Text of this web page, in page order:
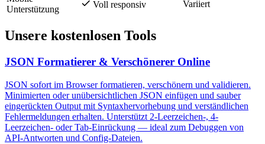
Unterstützung
Voll responsiv Variiert
Unsere kostenlosen Tools
JSON Formatierer & Verschönerer Online
JSON sofort im Browser formatieren, verschönern und validieren.
Minimierten oder unübersichtlichen JSON einfügen und sauber
eingerückten Output mit Syntaxhervorhebung und verständlichen
Fehlermeldungen erhalten. Unterstützt 2-Leerzeichen-, 4-
Leerzeichen- oder Tab-Einrückung — ideal zum Debuggen von
API-Antworten und Config-Dateien.